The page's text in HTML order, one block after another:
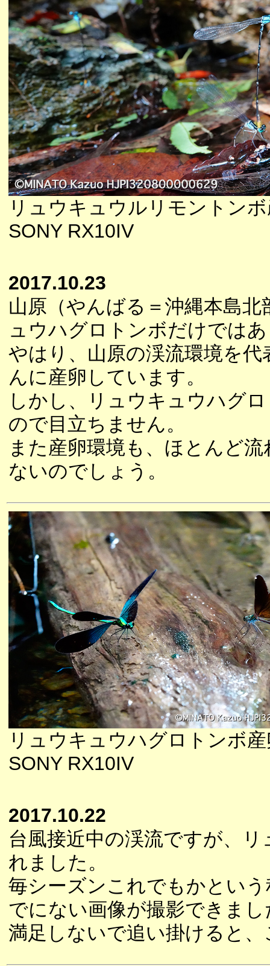
リュウキュウルリモントン
SONY RX10IV
2017.10.23
山原（やんばる＝沖縄本島
ュウハグロトンボだけでは
やはり、山原の渓流環境を
んに産卵しています。
しかし、リュウキュウハグ
ので目立ちません。
また産卵環境も、ほとんど
ないのでしょう。
リュウキュウハグロトンボ
SONY RX10IV
2017.10.22
台風接近中の渓流ですが、
れました。
毎シーズンこれでもかとい
でにない画像が撮影できまし
満足しないで追い掛けると